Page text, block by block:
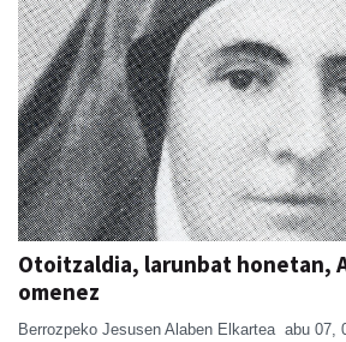
Otoitzaldia, larunbat honetan,
omenez
Berrozpeko Jesusen Alaben Elkartea abu 07,